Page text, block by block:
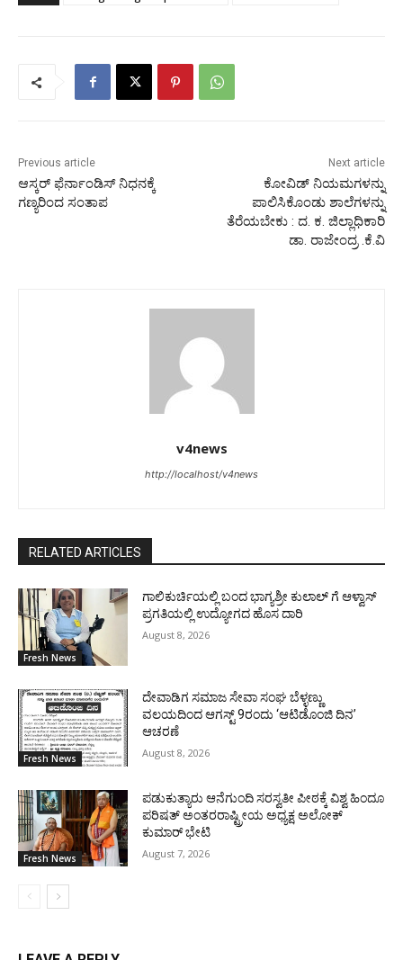
Previous article
ಆಸ್ಕರ್ ಫೆರ್ನಾಂಡಿಸ್ ನಿಧನಕ್ಕೆ
ಗಣ್ಯರಿಂದ ಸಂತಾಪ
Next article
ಕೋವಿಡ್ ನಿಯಮಗಳನ್ನು
ಪಾಲಿಸಿಕೊಂಡು ಶಾಲೆಗಳನ್ನು
ತೆರೆಯಬೇಕು : ದ. ಕ. ಜಿಲ್ಲಾಧಿಕಾರಿ
ಡಾ. ರಾಜೇಂದ್ರ .ಕೆ.ವಿ
v4news
http://localhost/v4news
RELATED ARTICLES
Fresh News
ಗಾಲಿಕುರ್ಚಿಯಲ್ಲಿ ಬಂದ ಭಾಗ್ಯಶ್ರೀ ಕುಲಾಲ್ ಗೆ ಆಳ್ವಾಸ್
ಪ್ರಗತಿಯಲ್ಲಿ ಉದ್ಯೋಗದ ಹೊಸ ದಾರಿ
August 8, 2026
Fresh News
ದೇವಾಡಿಗ ಸಮಾಜ ಸೇವಾ ಸಂಘ ಬೆಳ್ಳಣ್ಣು
ವಲಯದಿಂದ ಆಗಸ್ಟ್ 9ರಂದು ‘ಆಟಿಡೊಂಜಿ ದಿನ’
ಆಚರಣೆ
August 8, 2026
Fresh News
ಪಡುಕುತ್ಯಾರು ಆನೆಗುಂದಿ ಸರಸ್ವತೀ ಪೀಠಕ್ಕೆ ವಿಶ್ವ ಹಿಂದೂ
ಪರಿಷತ್ ಅಂತರರಾಷ್ಟ್ರೀಯ ಅಧ್ಯಕ್ಷ ಅಲೋಕ್
ಕುಮಾರ್ ಭೇಟಿ
August 7, 2026